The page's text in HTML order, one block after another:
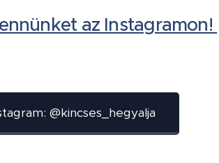
az Instagramon!
@kincses_hegyalja